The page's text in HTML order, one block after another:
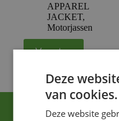
APPAREL
JACKET,
Motorjassen
Voeg toe
Deze
van cookies.
Deze website